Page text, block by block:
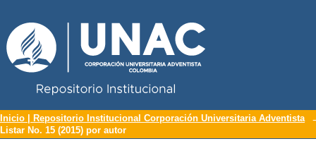
Listar No. 15 (2015) por autor
Inicio | Repositorio Institucional Corporación Universitaria Adventista
Listar No. 15 (2015) por autor